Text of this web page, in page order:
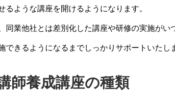
ような講座を開けるようになります。
同業他社とは差別化した講座や研修の実施が
きるようになるまでしっかりサポートいたし
師養成講座の種類